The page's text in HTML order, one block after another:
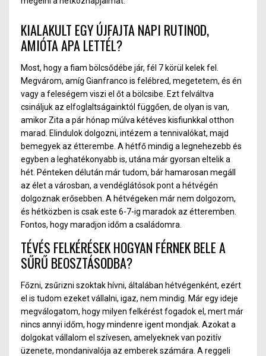
KIALAKULT EGY ÚJFAJTA NAPI RUTINOD,
AMIÓTA APA LETTÉL?
Most, hogy a fiam bölcsődébe jár, fél 7 körül kelek fel.
Megvárom, amíg Gianfranco is felébred, megetetem, és én
vagy a feleségem viszi el őt a bölcsibe. Ezt felváltva
csináljuk az elfoglaltságainktól függően, de olyan is van,
amikor Zita a pár hónap múlva kétéves kisfiunkkal otthon
marad. Elindulok dolgozni, intézem a tennivalókat, majd
bemegyek az étterembe. A hétfő mindig a legnehezebb és
egyben a leghatékonyabb is, utána már gyorsan eltelik a
hét. Pénteken délután már tudom, bár hamarosan megáll
az élet a városban, a vendéglátósok pont a hétvégén
dolgoznak erősebben. A hétvégeken már nem dolgozom,
és hétközben is csak este 6-7-ig maradok az étteremben.
Fontos, hogy maradjon időm a családomra.
TÉVÉS FELKÉRÉSEK HOGYAN FÉRNEK BELE A
SŰRŰ BEOSZTÁSODBA?
Főzni, zsűrizni szoktak hívni, általában hétvégenként, ezért
el is tudom ezeket vállalni, igaz, nem mindig. Már egy ideje
megválogatom, hogy milyen felkérést fogadok el, mert már
nincs annyi időm, hogy mindenre igent mondjak. Azokat a
dolgokat vállalom el szívesen, amelyeknek van pozitív
üzenete, mondanivalója az emberek számára. A reggeli